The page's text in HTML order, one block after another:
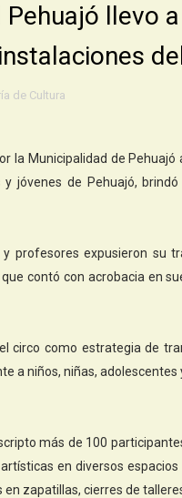
Pehuajó llevo
de Cultura
la Municipalidad de
jóvenes de Pehuajó,
y profesores expusieron su
contó con acrobacia en
circo como estrategia de
a niños, niñas,
más de 100
en diversos
zapatillas, cierres de